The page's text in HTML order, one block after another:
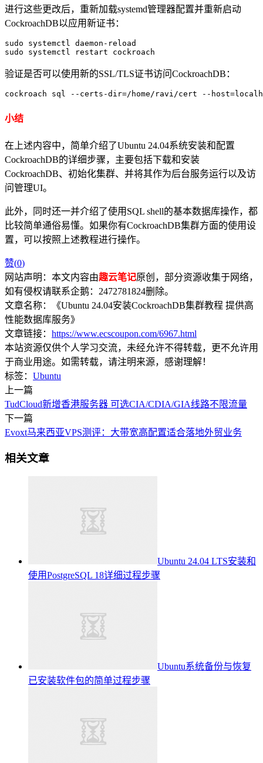
进行这些更改后，重新加载systemd管理器配置并重新启动
CockroachDB以应用新证书：
sudo systemctl daemon-reload
sudo systemctl restart cockroach
验证是否可以使用新的SSL/TLS证书访问CockroachDB：
cockroach sql --certs-dir=/home/ravi/cert --
小结
在上述内容中，简单介绍了Ubuntu 24.04系统安装和配置
CockroachDB的详细步骤，主要包括下载和安装
CockroachDB、初始化集群、并将其作为后台服务运行以及访
问管理UI。
此外，同时还一并介绍了使用SQL shell的基本数据库操作，都
比较简单通俗易懂。如果你有CockroachDB集群方面的使用设
置，可以按照上述教程进行操作。
赞(0)
网站声明：本文内容由趣云笔记原创，部分资源收集于网络，
如有侵权请联系企鹅：2472781824删除。
文章名称：《Ubuntu 24.04安装CockroachDB集群教程 提供高
性能数据库服务》
文章链接： https://www.ecscoupon.com/6967.html
本站资源仅供个人学习交流，未经允许不得转载，更不允许用
于商业用途。如需转载，请注明来源，感谢理解！
标签： Ubuntu
上一篇
TudCloud新增香港服务器 可选CIA/CDIA/GIA线路不限流量
下一篇
Evoxt马来西亚VPS测评：大带宽高配置适合落地外贸业务
相关文章
Ubuntu 24.04 LTS安装和
使用PostgreSQL 18详细过程步骤
Ubuntu系统备份与恢复
已安装软件包的简单过程步骤